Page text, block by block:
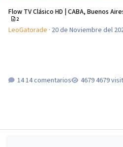
Flow TV Clásico HD | CABA, Buenos
2
LeoGatorade · 20 de Noviembre del
14 comentarios 4679